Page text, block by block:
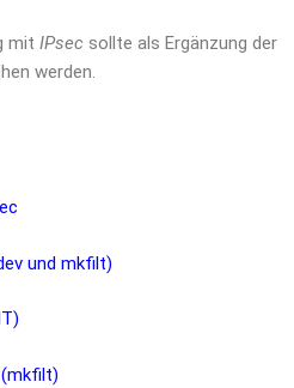
mit IPsec sollte als Ergänzung der
werden.
und mkfilt)